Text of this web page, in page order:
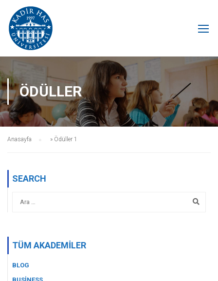
ÖDÜLLER
Anasayfa » Ödüller 1
SEARCH
TÜM AKADEMILER
BLOG
BUSINESS